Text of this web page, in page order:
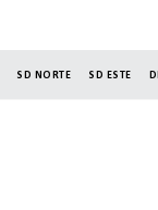
SD NORTE SD ESTE